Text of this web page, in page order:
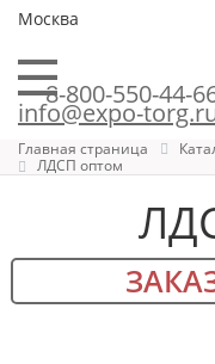
Москва
8-800-550-44-
info@expo-
Главная страница
ЛДСП оптом